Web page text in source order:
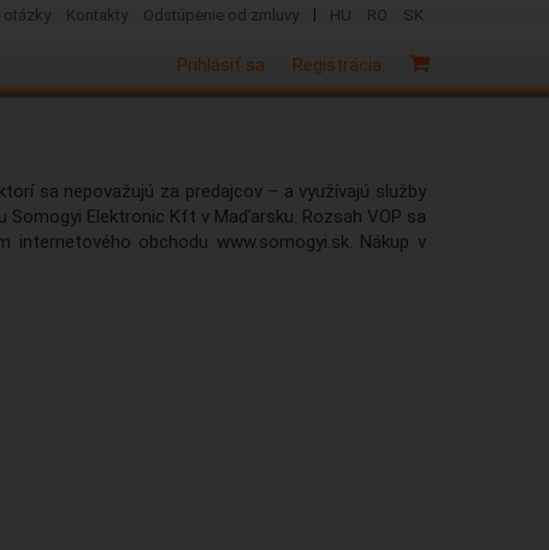
otázky Kontakty Odstúpenie od zmluvy | HU RO SK
Registrácia
Prihlásiť sa
sa nepovažujú za predajcov – a využívajú služby
Elektronic Kft v Maďarsku. Rozsah VOP sa
obchodu www.somogyi.sk. Nákup v